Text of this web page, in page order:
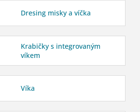
Dresing misky a víčka
Krabičky s integrovaným
víkem
Víka